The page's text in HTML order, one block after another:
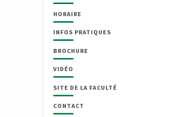
HORAIRE
INFOS PRATIQUES
BROCHURE
VIDÉO
SITE DE LA FACULTÉ
CONTACT